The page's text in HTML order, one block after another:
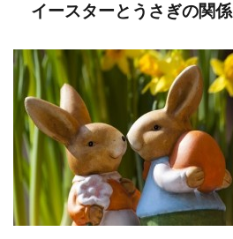
イースターとうさぎの関係